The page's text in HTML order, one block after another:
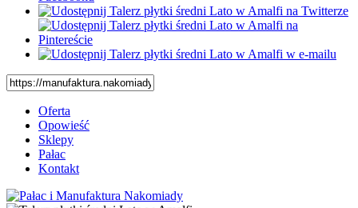
Oferta
Opowieść
Sklepy
Pałac
Kontakt